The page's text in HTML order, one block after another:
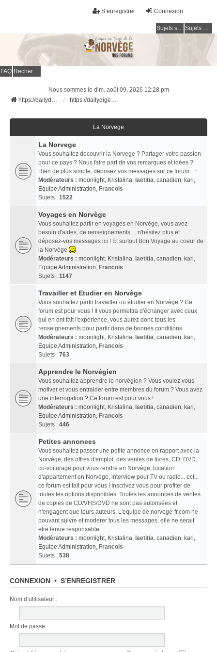
Connexion
S’enregistrer
Sujets sans réponse Sujets actifs
FAQ Rechercher
Nous sommes le dim. août 09, 2026 12:28 pm
https://dailydigesthub.com
https://dailydigesthub.com
La Norvege
La Norvege
Vous souhaitez decouvrir la Norvege ? Partager votre passion
pour ce pays ? Nous faire part de vos remarques et idées ?
Rien de plus simple, deposez vos messages sur ce forum... !
Modérateurs : moonlight, Kristalina, laetitia, canadien, kari,
Equipe Administration, Francois
Sujets : 1522
Voyages en Norvège
Vous souhaitez partir en voyages en Norvège, vous avez
besoin d'aides, de renseignements.... n'hésitez plus et
déposez-vos messages ici ! Et surtout Bon Voyage au coeur de
la Norvège
Modérateurs : moonlight, Kristalina, laetitia, canadien, kari,
Equipe Administration, Francois
Sujets : 1147
Travailler et Etudier en Norvège
Vous souhaitez partir travailler ou étudier en Norvège ? Ce
forum est pour vous ! Il vous permettra d'échanger avec ceux
qui en ont fait l'expérience, vous aurez donc tous les
renseignements pour partir dans de bonnes conditions.
Modérateurs : moonlight, Kristalina, laetitia, canadien, kari,
Equipe Administration, Francois
Sujets : 763
Apprendre le Norvégien
Vous souhaitez apprendre le norvégien ? Vous voulez vous
motiver et vous entraider entre membres du forum ? Vous avez
une interrogation ? Ce forum est pour vous !
Modérateurs : moonlight, Kristalina, laetitia, canadien, kari,
Equipe Administration, Francois
Sujets : 446
Petites annonces
Vous souhaitez passer une petite annonce en rapport avec la
Norvège, des offres d'emploi, des ventes de livres, CD, DVD,
co-voiturage pour vous rendre en Norvège, location
d'appartement en Norvège, interview pour TV ou radio... ect...
ce forum est fait pour vous ! Inscrivez vous pour profiter de
toutes les options disponibles. Toutes les annonces de ventes
de copies de CD/VHS/DVD ne sont pas autorisées et
n'engagent que leurs auteurs. L'equipe de norvege-fr.com ne
pouvant suivre et modérer tous les messages, elle ne serait
etre tenue responsable.
Modérateurs : moonlight, Kristalina, laetitia, canadien, kari,
Equipe Administration, Francois
Sujets : 538
CONNEXION • S’ENREGISTRER
Nom d’utilisateur :
Mot de passe :